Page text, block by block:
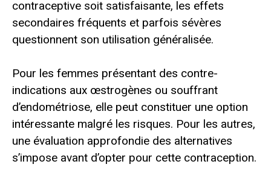
contraceptive soit satisfaisante, les effets
secondaires fréquents et parfois sévères
questionnent son utilisation généralisée.
Pour les femmes présentant des contre-
indications aux œstrogènes ou souffrant
d’endométriose, elle peut constituer une option
intéressante malgré les risques. Pour les autres,
une évaluation approfondie des alternatives
s’impose avant d’opter pour cette contraception.